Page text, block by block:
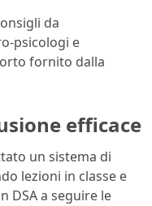
da
psicologi e
fornito dalla
efficace
un sistema di
lezioni in classe e
DSA a seguire le